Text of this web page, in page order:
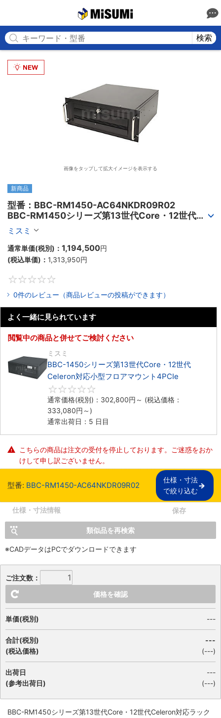
検索
画像をタップして拡大イメージを表示する
新商品
型番：BBC-RM1450-AC64NKDR09R02
BBC-RM1450シリーズ第13世代Core・12世代
Celeron対応ラックマウント4PCIe
ミスミ
通常単価(税別)： 1,194,500円
(税込単価)： 1,313,950円
0件のレビュー（商品レビューの投稿ができます）
よく一緒に見られています
閲覧中の商品と併せてご検討ください
ミスミ
BBC-1450シリーズ第13世代Core・12世代
Celeron対応小型フロアマウント4PCIe
通常価格(税別)： 302,800円 ～ (税込価格：
333,080円 ～)
通常出荷日：5 日目
こちらの商品は注文の受付を停止しております。ご迷惑をおか
けして申し訳ございません。
型番: BBC-RM1450-AC64NKDR09R02
仕様・寸法
で絞り込む
仕様・寸法情報 保存
類似品を再検索
※CADデータはPCでダウンロードできます
ご注文数：
価格を確認
単価(税別) ---
合計(税別)
(税込価格)
---
(---)
出荷日
(参考出荷日)
---
(---)
BBC-RM1450シリーズ第13世代Core・12世代Celeron対応ラック